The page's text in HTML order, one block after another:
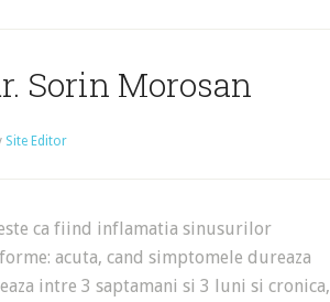
Sorin Morosan
Site Editor
ca fiind inflamatia sinusurilor
acuta, cand simptomele dureaza
intre 3 saptamani si 3 luni si cronica,